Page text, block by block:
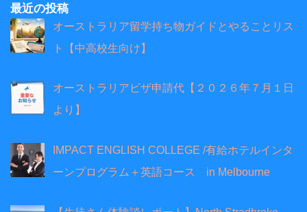
最近の投稿
オーストラリア留学持ち物ガイドとやることリス
ト【中高校生向け】
オーストラリアビザ申請代【２０２６年７月１日
より】
IMPACT ENGLISH COLLEGE /有給ホテルインタ
ーンプログラム＋英語コース in Melbourne